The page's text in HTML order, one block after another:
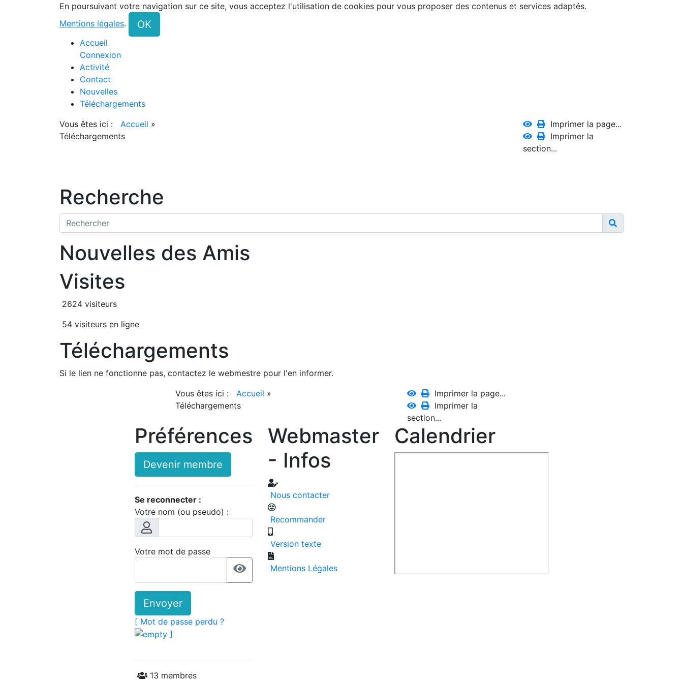
En poursuivant votre navigation sur ce site, vous acceptez l'utilisation de cookies pour vous proposer des contenus et services adaptés.
Mentions légales. OK
Accueil
Connexion
Activité
Contact
Nouvelles
Téléchargements
Vous êtes ici :
Accueil »
Téléchargements
Imprimer la page...
Imprimer la
section...
Recherche
Nouvelles des Amis
Visites
2624 visiteurs
54 visiteurs en ligne
Téléchargements
Si le lien ne fonctionne pas, contactez le webmestre pour l'en informer.
Vous êtes ici :
Accueil »
Téléchargements
Imprimer la page...
Imprimer la
section...
Préférences
Devenir membre
Se reconnecter :
Votre nom (ou pseudo) :
Votre mot de passe
Envoyer
[ Mot de passe perdu ?
]
13 membres
Webmaster
- Infos
Nous contacter
Recommander
Version texte
Mentions Légales
Calendrier